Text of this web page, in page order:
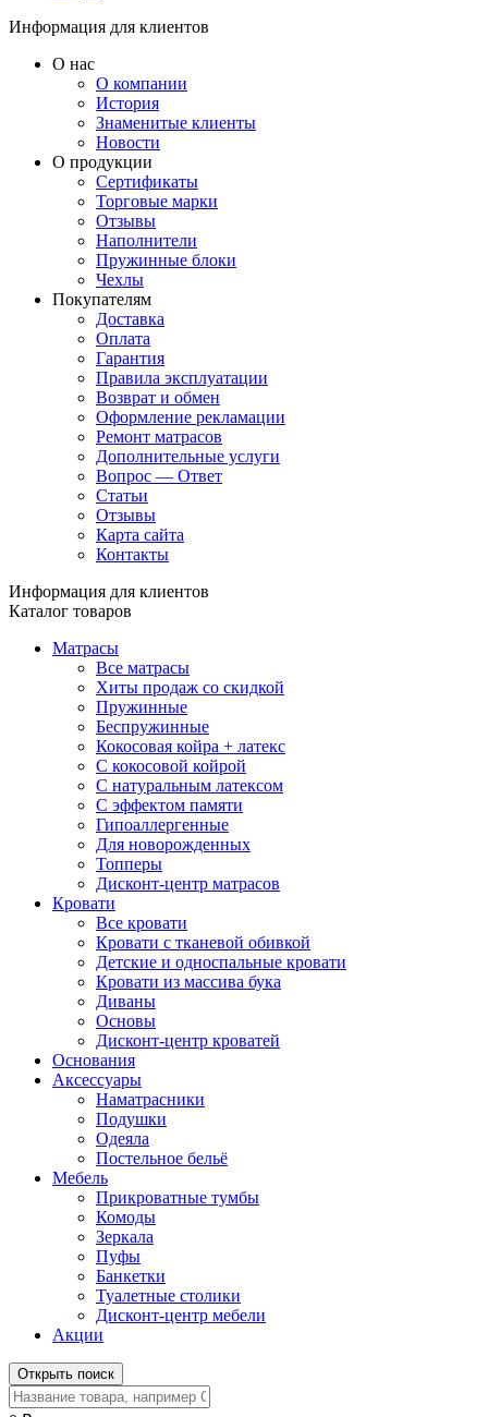
Информация для клиентов
О нас
О компании
История
Знаменитые клиенты
Новости
О продукции
Сертификаты
Торговые марки
Отзывы
Наполнители
Пружинные блоки
Чехлы
Покупателям
Доставка
Оплата
Гарантия
Правила эксплуатации
Возврат и обмен
Оформление рекламации
Ремонт матрасов
Дополнительные услуги
Вопрос — Ответ
Статьи
Отзывы
Карта сайта
Контакты
Информация для клиентов
Каталог товаров
Матрасы
Все матрасы
Хиты продаж со скидкой
Пружинные
Беспружинные
Кокосовая койра + латекс
С кокосовой койрой
С натуральным латексом
С эффектом памяти
Гипоаллергенные
Для новорожденных
Топперы
Дисконт-центр матрасов
Кровати
Все кровати
Кровати с тканевой обивкой
Детские и односпальные кровати
Кровати из массива бука
Диваны
Основы
Дисконт-центр кроватей
Основания
Аксессуары
Наматрасники
Подушки
Одеяла
Постельное бельё
Мебель
Прикроватные тумбы
Комоды
Зеркала
Пуфы
Банкетки
Туалетные столики
Дисконт-центр мебели
Акции
Открыть поиск